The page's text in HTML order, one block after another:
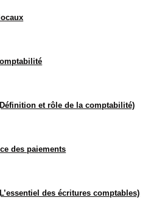
et rôle de la comptabilité)
des paiements
des écritures comptables)